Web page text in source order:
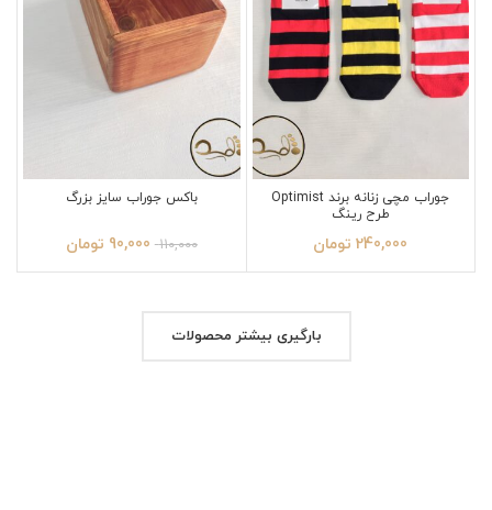
جوراب مچی زنانه برند Optimist
طرح رینگ
240,000 تومان
باکس جوراب سایز بزرگ
110,000
90,000 تومان
بارگیری بیشتر محصولات